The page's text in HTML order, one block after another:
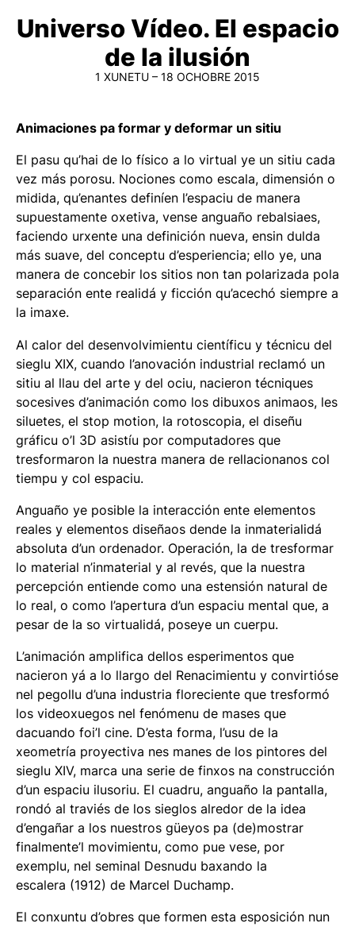
Universo Vídeo. El espacio
de la ilusión
1 XUNETU – 18 OCHOBRE 2015
Animaciones pa formar y deformar un sitiu
El pasu qu’hai de lo físico a lo virtual ye un sitiu cada
vez más porosu. Nociones como escala, dimensión o
midida, qu’enantes definíen l’espaciu de manera
supuestamente oxetiva, vense anguaño rebalsiaes,
faciendo urxente una definición nueva, ensin dulda
más suave, del conceptu d’esperiencia; ello ye, una
manera de concebir los sitios non tan polarizada pola
separación ente realidá y ficción qu’acechó siempre a
la imaxe.
Al calor del desenvolvimientu científicu y técnicu del
sieglu XIX, cuando l’anovación industrial reclamó un
sitiu al llau del arte y del ociu, nacieron técniques
socesives d’animación como los dibuxos animaos, les
siluetes, el stop motion, la rotoscopia, el diseñu
gráficu o’l 3D asistíu por computadores que
tresformaron la nuestra manera de rellacionanos col
tiempu y col espaciu.
Anguaño ye posible la interacción ente elementos
reales y elementos diseñaos dende la inmaterialidá
absoluta d’un ordenador. Operación, la de tresformar
lo material n’inmaterial y al revés, que la nuestra
percepción entiende como una estensión natural de
lo real, o como l’apertura d’un espaciu mental que, a
pesar de la so virtualidá, poseye un cuerpu.
L’animación amplifica dellos esperimentos que
nacieron yá a lo llargo del Renacimientu y convirtióse
nel pegollu d’una industria floreciente que tresformó
los videoxuegos nel fenómenu de mases que
dacuando foi’l cine. D’esta forma, l’usu de la
xeometría proyectiva nes manes de los pintores del
sieglu XIV, marca una serie de finxos na construcción
d’un espaciu ilusoriu. El cuadru, anguaño la pantalla,
rondó al traviés de los sieglos alredor de la idea
d’engañar a los nuestros güeyos pa (de)mostrar
finalmente’l movimientu, como pue vese, por
exemplu, nel seminal Desnudu baxando la
escalera (1912) de Marcel Duchamp.
El conxuntu d’obres que formen esta esposición nun